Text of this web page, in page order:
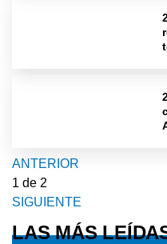
ANTERIOR
1 de 2
SIGUIENTE
LAS MÁS